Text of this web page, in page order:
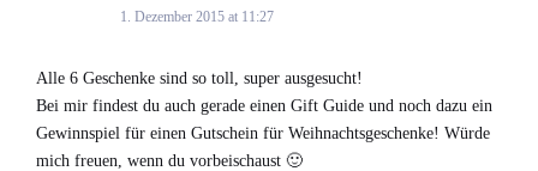
1. Dezember 2015 at 11:27
Alle 6 Geschenke sind so toll, super ausgesucht!
Bei mir findest du auch gerade einen Gift Guide und noch dazu ein
Gewinnspiel für einen Gutschein für Weihnachtsgeschenke! Würde
mich freuen, wenn du vorbeischaust 🙂